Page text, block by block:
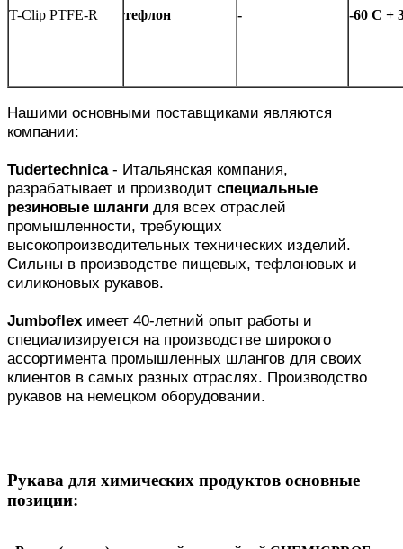
T-Clip PTFE-R тефлон - -60 C +
Нашими основными поставщиками являются
компании:
Tudertechnica- Итальянская компания,
разрабатывает и производит специальные
резиновые шланги для всех отраслей
промышленности, требующих
высокопроизводительных технических изделий.
Сильны в производстве пищевых, тефлоновых и
силиконовых рукавов.
Jumboflex имеет 40-летний опыт работы и
специализируется на производстве широкого
ассортимента промышленных шлангов для своих
клиентов в самых разных отраслях. Производство
рукавов на немецком оборудовании.
Рукава для химических продуктов основные
позиции: